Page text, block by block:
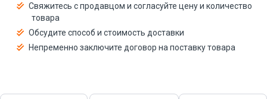
Свяжитесь с продавцом и согласуйте цену и количество
товара
Обсудите способ и стоимость доставки
Непременно заключите договор на поставку товара